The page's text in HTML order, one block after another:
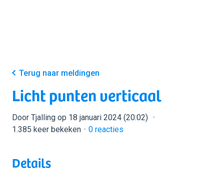
Terug naar meldingen
Licht punten verticaal
Door Tjalling op 18 januari 2024 (20:02)
1.385 keer bekeken
0 reacties
Details